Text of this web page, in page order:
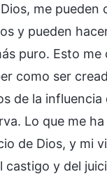
me pueden
y pueden
puro. Esto me
como ser
de la influencia
Lo que me
de Dios, y mi
castigo y del